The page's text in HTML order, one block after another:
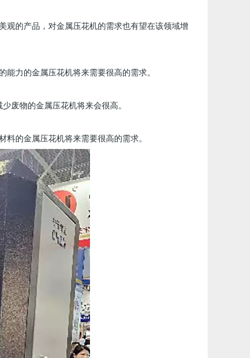
观的产品，对金属压花机的需求也有望在该领域增
力的金属压花机将来需要很高的需求。
废物的金属压花机将来会很高。
的金属压花机将来需要很高的需求。